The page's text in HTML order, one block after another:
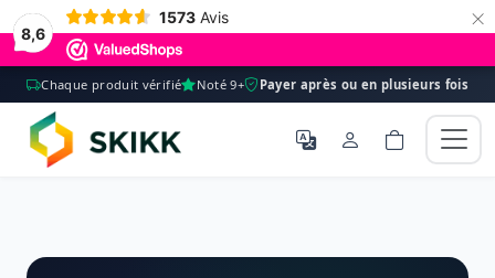
8,6
1573 Avis ×
Chaque produit vérifié Noté 9+ Payer après ou en plusieurs fois